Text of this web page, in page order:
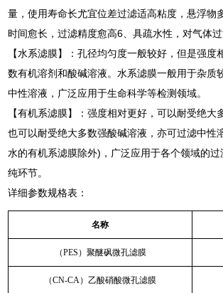
量，使用寿命长尤宜位差过滤适高粘度，悬浮物
时间愈长，过滤精度愈高6、具疏水性，对气体过
【水系滤膜】：孔径均匀度一般较好，但是强度
数有机溶剂和酸碱溶液。水系滤膜一般用于杂质
中性溶液，广泛应用于生命科学等检测领域。
【有机系滤膜】：强度相对更好，可以耐受绝大
也可以耐受绝大多数强酸碱溶液，亦可过滤中性
水的有机系滤膜除外)，广泛应用于各个领域的
纯环节。
详细参数规格表：
名称
（PES）聚醚砜微孔滤膜
（CN-CA）乙酸硝酸微孔滤膜